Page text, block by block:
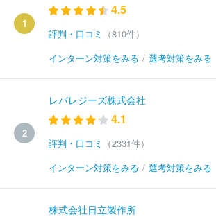
1
4.5
評判・口コミ
（810件）
インターン対策をみる / 選考対策をみる
2
レバレジーズ株式会社
4.1
評判・口コミ
（2331件）
インターン対策をみる / 選考対策をみる
株式会社日立製作所